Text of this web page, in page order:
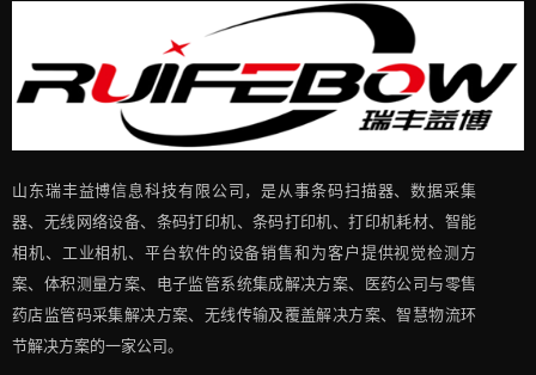
山东瑞丰益博信息科技有限公司，是从事条码扫描器、数据采集
器、无线网络设备、条码打印机、条码打印机、打印机耗材、智能
相机、工业相机、平台软件的设备销售和为客户提供视觉检测方
案、体积测量方案、电子监管系统集成解决方案、医药公司与零售
药店监管码采集解决方案、无线传输及覆盖解决方案、智慧物流环
节解决方案的一家公司。